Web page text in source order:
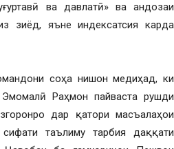
ва давлатӣ» ва андозаи
зиёд, яъне индексатсия карда
соҳа нишон медиҳад, ки
Раҳмон пайваста рушди
дар қатори масъалаҳои
таълиму тарбия даққати